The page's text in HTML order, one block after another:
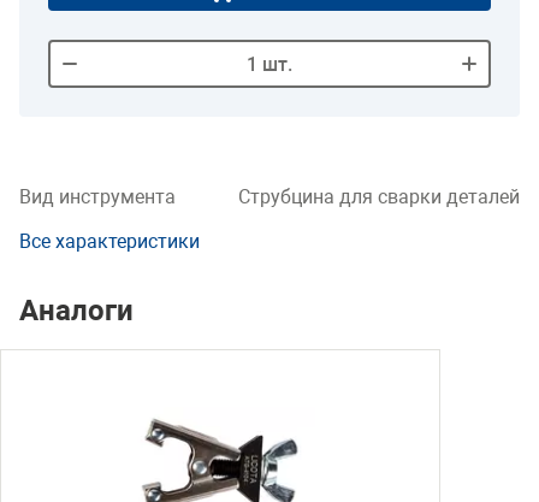
1 шт.
Вид инструмента
Струбцина для сварки деталей
Все характеристики
Аналоги